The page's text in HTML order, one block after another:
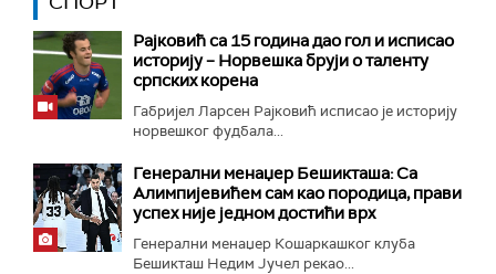
Рајковић са 15 година дао гол и исписао
историју – Норвешка бруји о таленту
српских корена
Габријел Ларсен Рајковић исписао је историју
норвешког фудбала...
Генерални менаџер Бешикташа: Са
Алимпијевићем сам као породица, прави
успех није једном достићи врх
Генерални менаџер Кошаркашког клуба
Бешикташ Недим Јучел рекао...